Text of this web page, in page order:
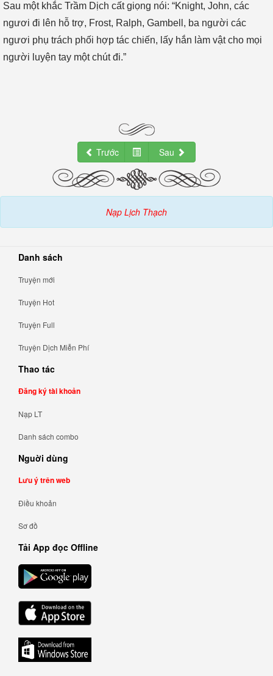
Sau một khắc Trầm Dịch cất giọng nói: “Knight, John, các
ngươi đi lên hỗ trợ, Frost, Ralph, Gambell, ba người các
ngươi phụ trách phối hợp tác chiến, lấy hắn làm vật cho mọi
người luyện tay một chút đi.”
Trước Sau
Nạp Lịch Thạch
Danh sách
Truyện mới
Truyện Hot
Truyện Full
Truyện Dịch Miễn Phí
Thao tác
Đăng ký tài khoản
Nạp LT
Danh sách combo
Nguời dùng
Lưu ý trên web
Điều khoản
Sơ đồ
Tải App đọc Offline